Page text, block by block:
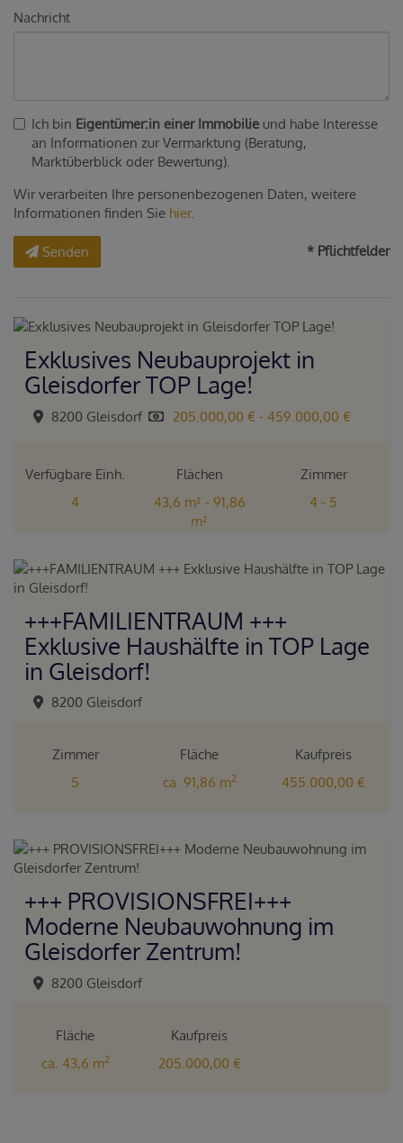
Nachricht
Ich bin Eigentümer:in einer Immobilie und habe Interesse
an Informationen zur Vermarktung (Beratung,
Marktüberblick oder Bewertung).
Wir verarbeiten Ihre personenbezogenen Daten, weitere
Informationen finden Sie hier.
Senden * Pflichtfelder
Exklusives Neubauprojekt in
Gleisdorfer TOP Lage!
8200 Gleisdorf 205.000,00 € - 459.000,00 €
Verfügbare Einh.
4
Flächen
43,6 m² - 91,86
m²
Zimmer
4 - 5
+++FAMILIENTRAUM +++
Exklusive Haushälfte in TOP Lage
in Gleisdorf!
8200 Gleisdorf
Zimmer
5
Fläche
ca. 91,86 m2
Kaufpreis
455.000,00 €
+++ PROVISIONSFREI+++
Moderne Neubauwohnung im
Gleisdorfer Zentrum!
8200 Gleisdorf
Fläche
ca. 43,6 m2
Kaufpreis
205.000,00 €